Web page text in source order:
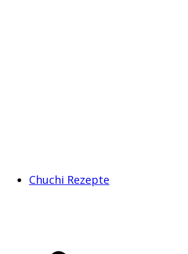
Chuchi Rezepte